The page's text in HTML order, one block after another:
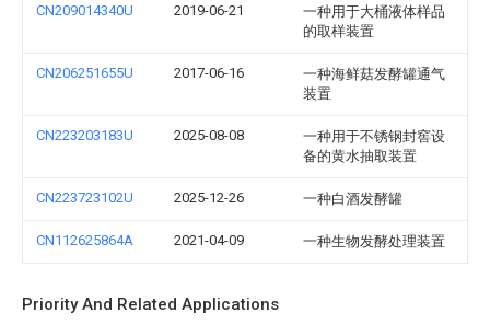
CN209014340U 2019-06-21
一种用于大桶液体样品
的取样装置
CN206251655U 2017-06-16
一种海鲜菇发酵罐通气
装置
CN223203183U 2025-08-08
一种用于不锈钢封窖设
备的黄水抽取装置
CN223723102U 2025-12-26 一种白酒发酵罐
CN112625864A 2021-04-09 一种生物发酵处理装置
Priority And Related Applications